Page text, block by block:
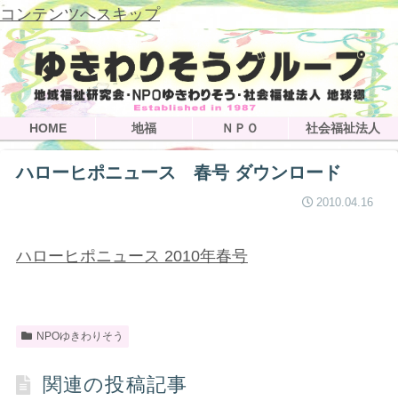
コンテンツへスキップ
HOME 地福 ＮＰＯ 社会福祉法人
ハローヒポニュース 春号 ダウンロード
2010.04.16
ハローヒポニュース 2010年春号
NPOゆきわりそう
関連の投稿記事